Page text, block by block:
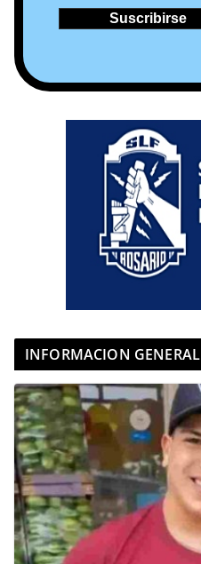
INFORMACION GENERAL